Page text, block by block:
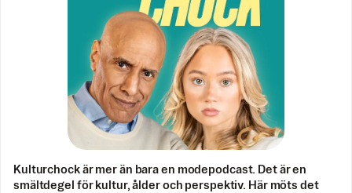
Kulturchock är mer än bara en modepodcast. Det är en
smältdegel för kultur, ålder och perspektiv. Här möts det